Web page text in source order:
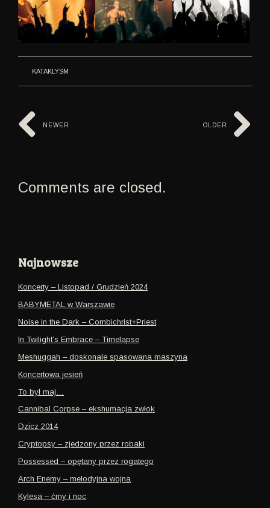
KATAKLYSM
OLDER
NEWER
Comments are closed.
Najnowsze
Koncerty – Listopad / Grudzień 2024
BABYMETAL w Warszawie
Noise in the Dark – Combichrist+Priest
In Twilight’s Embrace – Timelapse
Meshuggah – doskonale spasowana maszyna
Koncertowa jesień
To był maj…
Cannibal Corpse – ekshumacja zwłok
Dzicz 2014
Cryptopsy – zjedzony przez robaki
Possessed – opętany przez rogatego
Arch Enemy – melodyjna wojna
Kylesa – ćmy i noc